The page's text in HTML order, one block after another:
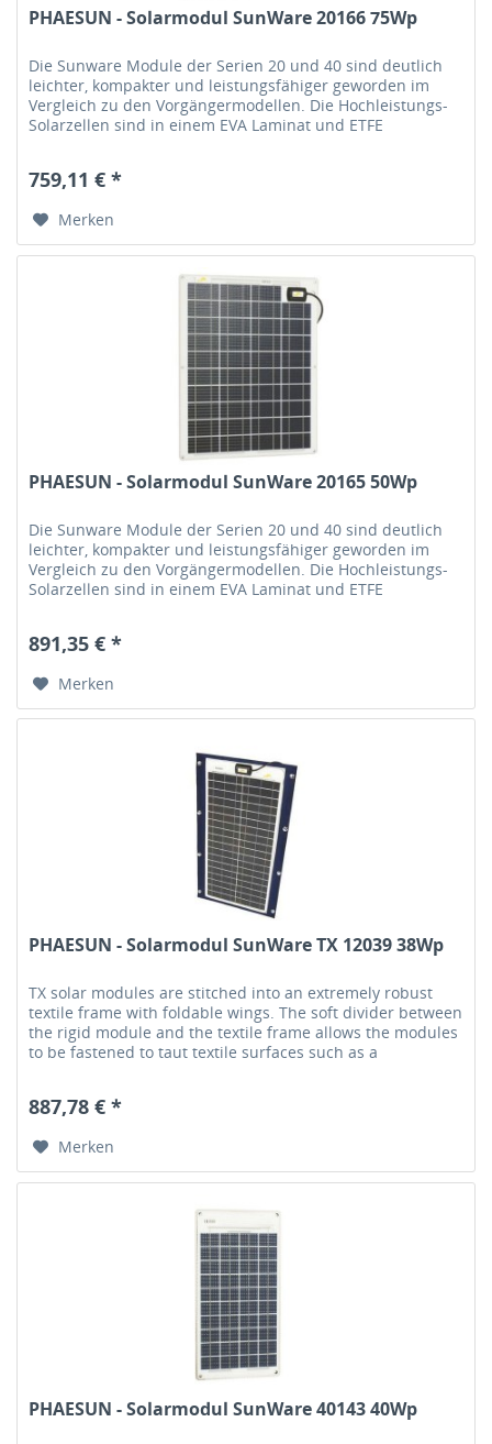
PHAESUN - Solarmodul SunWare 20166 75Wp
Die Sunware Module der Serien 20 und 40 sind deutlich
leichter, kompakter und leistungsfähiger geworden im
Vergleich zu den Vorgängermodellen. Die Hochleistungs-
Solarzellen sind in einem EVA Laminat und ETFE
759,11 € *
Merken
PHAESUN - Solarmodul SunWare 20165 50Wp
Die Sunware Module der Serien 20 und 40 sind deutlich
leichter, kompakter und leistungsfähiger geworden im
Vergleich zu den Vorgängermodellen. Die Hochleistungs-
Solarzellen sind in einem EVA Laminat und ETFE
891,35 € *
Merken
PHAESUN - Solarmodul SunWare TX 12039 38Wp
TX solar modules are stitched into an extremely robust
textile frame with foldable wings. The soft divider between
the rigid module and the textile frame allows the modules
to be fastened to taut textile surfaces such as a
887,78 € *
Merken
PHAESUN - Solarmodul SunWare 40143 40Wp